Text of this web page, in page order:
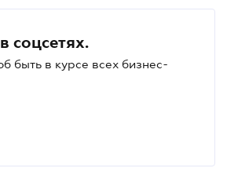
соцсетях.
быть в курсе всех бизнес-